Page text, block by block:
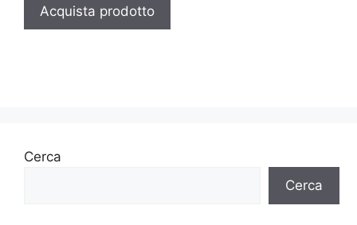
era:
78,00 €.
è:
39,00 €.
Acquista prodotto
Cerca
Cerca